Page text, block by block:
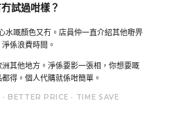
試過咁樣？
水嘅顏色又冇。店員仲一直介紹其他嘢畀
淨係浪費時間。
其他地方。淨係要影一張相，你想要嘅
得。個人代購就係咁簡單。
BETTER PRICE · TIME SAVE